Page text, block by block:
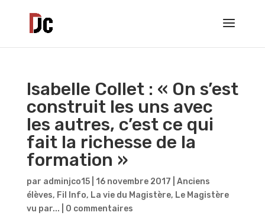
Isabelle Collet : « On s’est
construit les uns avec
les autres, c’est ce qui
fait la richesse de la
formation »
par adminjco15| 16 novembre 2017
Anciens
élèves, Fil Info, La vie du Magistère, Le Magistère
vu par...
0 commentaires